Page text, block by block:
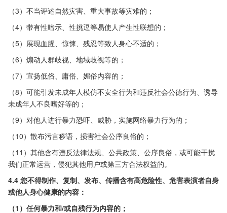
（3）不当评述自然灾害、重大事故等灾难的；
（4）带有性暗示、性挑逗等易使人产生性联想的；
（5）展现血腥、惊悚、残忍等致人身心不适的；
（6）煽动人群歧视、地域歧视等的；
（7）宣扬低俗、庸俗、媚俗内容的；
（8）可能引发未成年人模仿不安全行为和违反社会公德行为、诱导
未成年人不良嗜好等的；
（9）对他人进行暴力恐吓、威胁，实施网络暴力行为的；
（10）散布污言秽语，损害社会公序良俗的；
（11）其他含有违反法律法规、公共政策、公序良俗，或可能干扰
我们正常运营，侵犯其他用户或第三方合法权益的。
4.4 您不得制作、复制、发布、传播含有高危险性、危害表演者自身
或他人身心健康的内容：
（1）任何暴力和/或自残行为内容的；